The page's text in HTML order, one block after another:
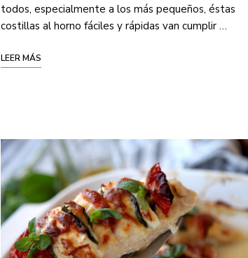
todos, especialmente a los más pequeños, éstas
costillas al horno fáciles y rápidas van cumplir …
LEER MÁS